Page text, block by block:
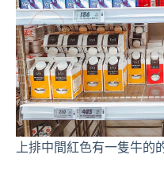
上排中間紅色有一隻牛的